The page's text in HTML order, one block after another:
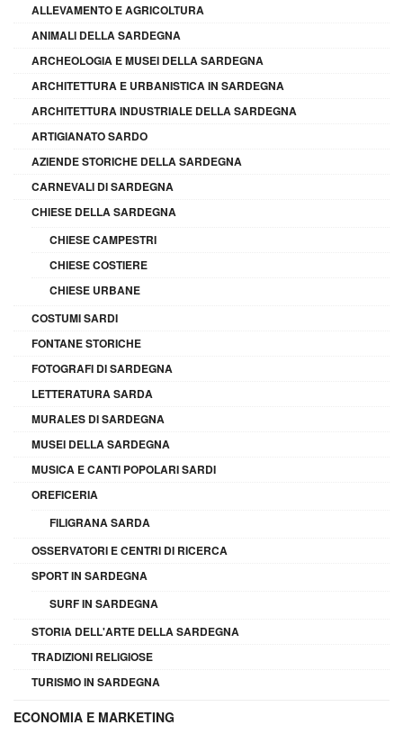
ALLEVAMENTO E AGRICOLTURA
ANIMALI DELLA SARDEGNA
ARCHEOLOGIA E MUSEI DELLA SARDEGNA
ARCHITETTURA E URBANISTICA IN SARDEGNA
ARCHITETTURA INDUSTRIALE DELLA SARDEGNA
ARTIGIANATO SARDO
AZIENDE STORICHE DELLA SARDEGNA
CARNEVALI DI SARDEGNA
CHIESE DELLA SARDEGNA
CHIESE CAMPESTRI
CHIESE COSTIERE
CHIESE URBANE
COSTUMI SARDI
FONTANE STORICHE
FOTOGRAFI DI SARDEGNA
LETTERATURA SARDA
MURALES DI SARDEGNA
MUSEI DELLA SARDEGNA
MUSICA E CANTI POPOLARI SARDI
OREFICERIA
FILIGRANA SARDA
OSSERVATORI E CENTRI DI RICERCA
SPORT IN SARDEGNA
SURF IN SARDEGNA
STORIA DELL'ARTE DELLA SARDEGNA
TRADIZIONI RELIGIOSE
TURISMO IN SARDEGNA
ECONOMIA E MARKETING